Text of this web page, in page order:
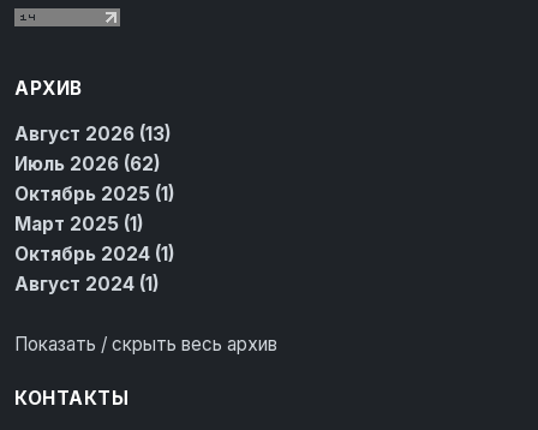
АРХИВ
Август 2026 (13)
Июль 2026 (62)
Октябрь 2025 (1)
Март 2025 (1)
Октябрь 2024 (1)
Август 2024 (1)
Показать / скрыть весь архив
КОНТАКТЫ